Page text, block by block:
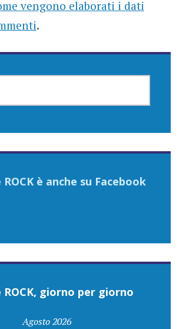
vengono elaborati i dati
.
è anche su Facebook
giorno per giorno
Agosto 2026